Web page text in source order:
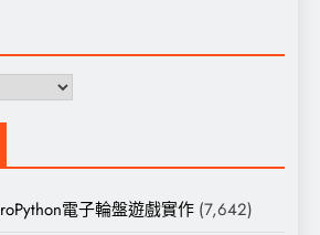
電子輪盤遊戲實作 (7,642)